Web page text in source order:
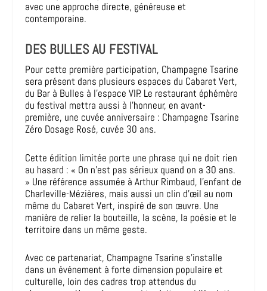
avec une approche directe, généreuse et
contemporaine.
DES BULLES AU FESTIVAL
Pour cette première participation, Champagne Tsarine
sera présent dans plusieurs espaces du Cabaret Vert,
du Bar à Bulles à l’espace VIP. Le restaurant éphémère
du festival mettra aussi à l’honneur, en avant-
première, une cuvée anniversaire : Champagne Tsarine
Zéro Dosage Rosé, cuvée 30 ans.
Cette édition limitée porte une phrase qui ne doit rien
au hasard : « On n’est pas sérieux quand on a 30 ans.
» Une référence assumée à Arthur Rimbaud, l’enfant de
Charleville-Mézières, mais aussi un clin d’œil au nom
même du Cabaret Vert, inspiré de son œuvre. Une
manière de relier la bouteille, la scène, la poésie et le
territoire dans un même geste.
Avec ce partenariat, Champagne Tsarine s’installe
dans un événement à forte dimension populaire et
culturelle, loin des cadres trop attendus du